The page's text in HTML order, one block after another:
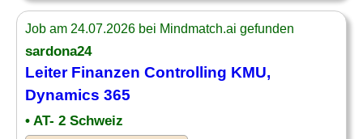
Job am 24.07.2026 bei Mindmatch.ai gefunden
sardona24
LeiterFinanzen Controlling KMU,
Dynamics 365
• AT- 2 Schweiz